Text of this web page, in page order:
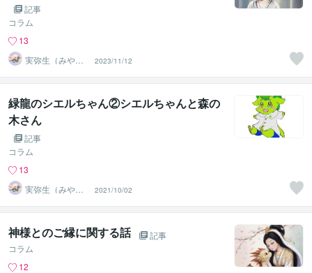
記事
コラム
13
実弥生（みや
の）
2023/11/12
緑龍のシエルちゃん②シエルちゃんと森の
木さん
記事
コラム
13
実弥生（みや
の）
2021/10/02
神様とのご縁に関する話
記事
コラム
12